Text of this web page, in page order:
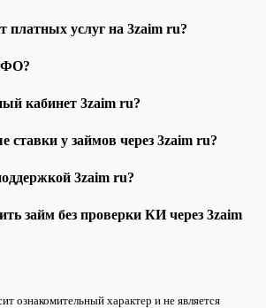
платных услуг на 3zaim ru?
кабинет 3zaim ru?
ставки у займов через 3zaim ru?
3zaim ru?
займ без проверки КИ через 3zaim
ознакомительный характер и не является